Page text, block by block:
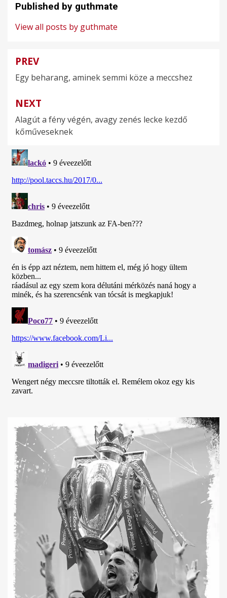
Published by guthmate
View all posts by guthmate
Bejegyzés
navigáció
PREV
Egy beharang, aminek semmi köze a meccshez
NEXT
Alagút a fény végén, avagy zenés lecke kezdő
kőműveseknek